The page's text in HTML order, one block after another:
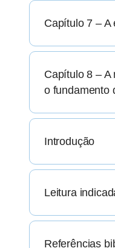
Capítulo 7 – A
Capítulo 8 – A
o fundamento
Introdução
Leitura
Referências